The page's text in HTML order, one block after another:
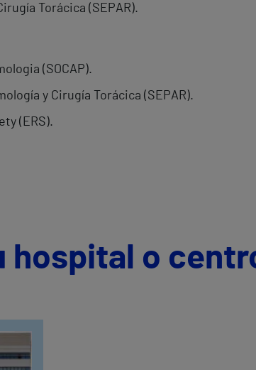
Torácica (SEPAR).
(SOCAP).
y Cirugía Torácica (SEPAR).
(ERS).
hospital o